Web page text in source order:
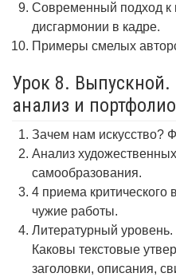
Современный подход к
дисгармонии в кадре.
Примеры смелых
Урок 8.
анализ и портфолио
Зачем нам искусство?
Анализ
самообразования.
4 приема критического
чужие работы.
Литературный уровень.
Каковы текстовые
заголовки, описания,